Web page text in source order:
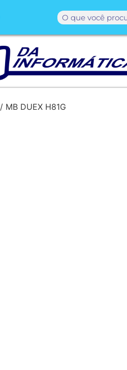
/ MB DUEX H81G